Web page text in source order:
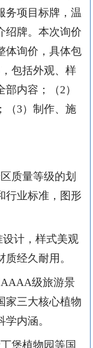
务项目标牌，温
绍牌。本次询价
体询价，具体包
包括外观、样
内容；（2）
（3）制作、施
质量等级的划
行业标准，图形
计，样式美观
质经久耐用。
级旅游景
家三大核心植物
学内涵。
堡植物园等国